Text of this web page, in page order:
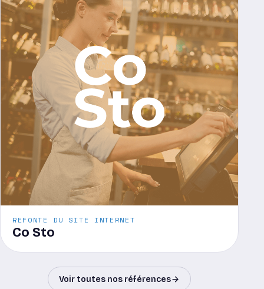
REFONTE DU SITE INTERNET
Co Sto
Voir toutes nos références